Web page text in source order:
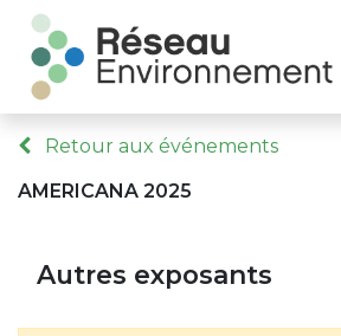
Retour aux événements
AMERICANA 2025
Autres exposants